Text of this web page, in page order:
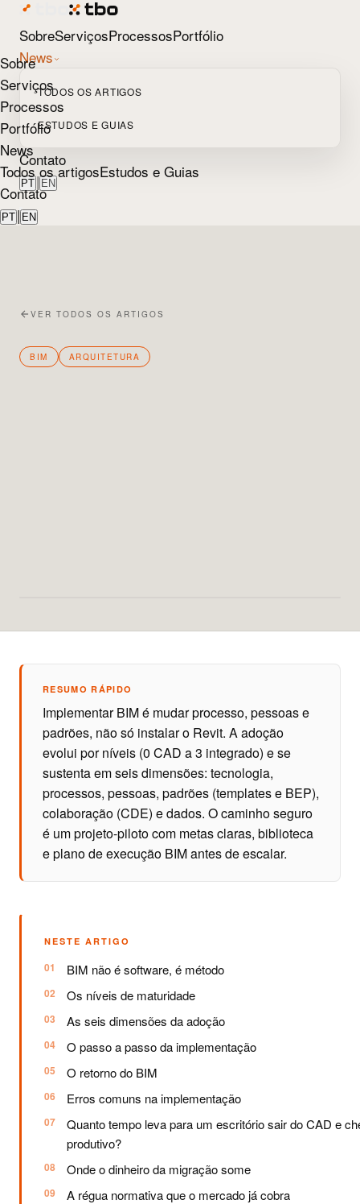
SobreServiçosProcessosPortfólio
News
TODOS OS ARTIGOS
ESTUDOS E GUIAS
Contato
PT | EN
Sobre
Serviços
Processos
Portfólio
News
Todos os artigosEstudos e Guias
Contato
PT | EN
VER TODOS OS ARTIGOS
BIM ARQUITETURA
RESUMO RÁPIDO
Implementar BIM é mudar processo, pessoas e
padrões, não só instalar o Revit. A adoção
evolui por níveis (0 CAD a 3 integrado) e se
sustenta em seis dimensões: tecnologia,
processos, pessoas, padrões (templates e BEP),
colaboração (CDE) e dados. O caminho seguro
é um projeto-piloto com metas claras, biblioteca
e plano de execução BIM antes de escalar.
NESTE ARTIGO
BIM não é software, é método
Os níveis de maturidade
As seis dimensões da adoção
O passo a passo da implementação
O retorno do BIM
Erros comuns na implementação
Quanto tempo leva para um escritório sair do CAD e
produtivo?
Onde o dinheiro da migração some
A régua normativa que o mercado já cobra